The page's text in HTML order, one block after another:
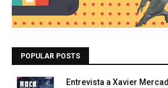
POPULAR POSTS
Entrevista a Xavier